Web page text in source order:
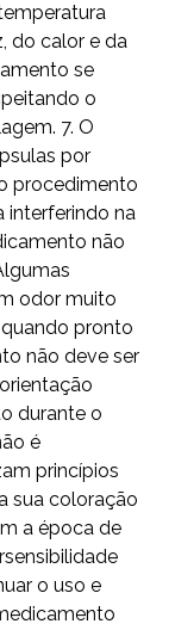
do calor e da
se
o
7. O
por
procedimento
interferindo na
não
odor muito
pronto
não deve ser
durante o
é
princípios
sua coloração
a época de
o uso e